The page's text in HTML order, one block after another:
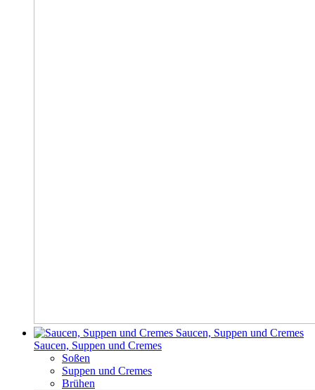
Saucen, Suppen und Cremes
Saucen, Suppen und Cremes
Soßen
Suppen und Cremes
Brühen